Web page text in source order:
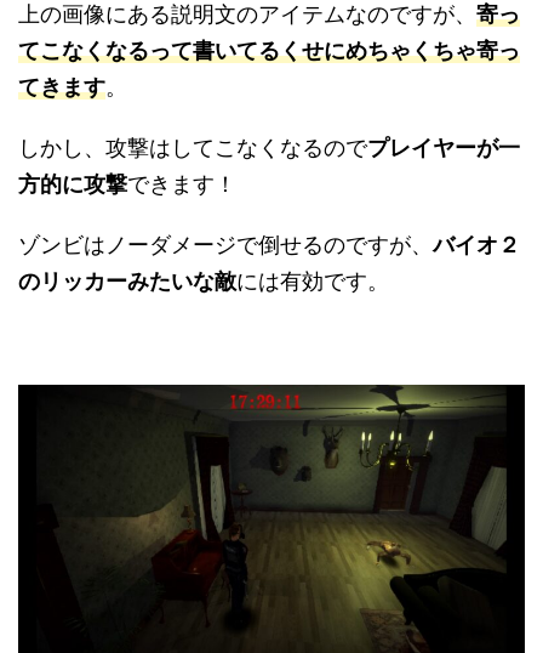
上の画像にある説明文のアイテムなのですが、 寄っ
てこなくなるって書いてるくせにめちゃくちゃ寄っ
てきます。
しかし、攻撃はしてこなくなるのでプレイヤーが一
方的に攻撃できます！
ゾンビはノーダメージで倒せるのですが、バイオ２
のリッカーみたいな敵には有効です。